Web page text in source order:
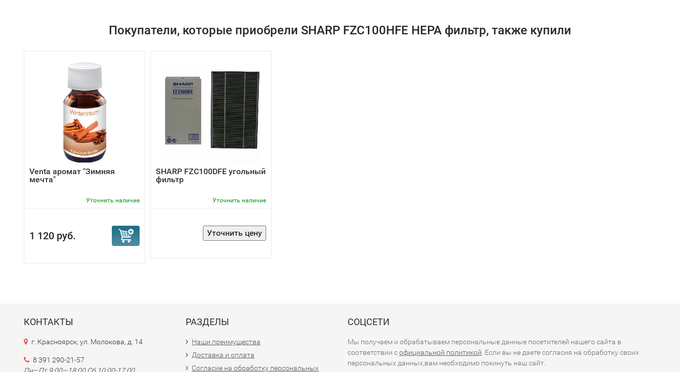
Покупатели, которые приобрели SHARP FZC100HFE HEPA фильтр, также купили
Venta аромат "Зимняя
мечта"
Уточнить наличие
1 120 руб.
SHARP FZC100DFE угольный
фильтр
Уточнить наличие
КОНТАКТЫ
г. Красноярск, ул. Молокова, д. 14
8 391 290-21-57
РАЗДЕЛЫ
Наши преимущества
Доставка и оплата
Согласие на обработку персональных
СОЦСЕТИ
Мы получаем и обрабатываем персональные данные посетителей нашего сайта в
соответствии софициальной политикой . Если вы не даете согласия на обработку своих
персональных данных,вам необходимо покинуть наш сайт.